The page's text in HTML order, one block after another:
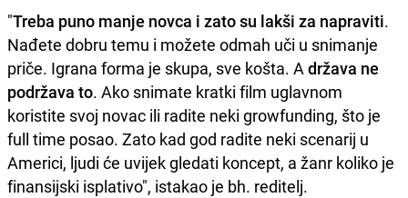
"Treba puno manje novca i zato su lakši za napraviti.
Nađete dobru temu i možete odmah uči u snimanje
priče. Igrana forma je skupa, sve košta. Adržava ne
podržava to. Ako snimate kratki film uglavnom
koristite svoj novac ili radite neki growfunding, što je
full time posao. Zato kad god radite neki scenarij u
Americi, ljudi će uvijek gledati koncept, a žanr koliko je
finansijski isplativo", istakao je bh. reditelj.